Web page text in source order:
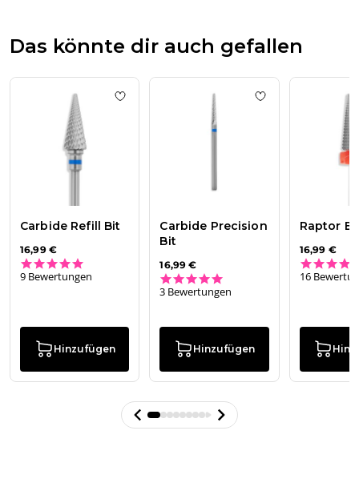
2026
Das könnte dir auch gefallen
Add to wishlist Carbide Refill Bit
Carbide Refill Bit
16,99 €
9 Bewertungen
Hinzufügen
Add to wishlist
Carbide Precision
Bit
16,99 €
3 Bewertungen
Hinzufügen
Raptor
16,99 €
16